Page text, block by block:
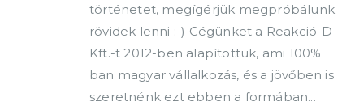
történetet, megígérjük megpróbálunk
rövidek lenni :-) Cégünket a Reakció-D
Kft.-t 2012-ben alapítottuk, ami 100%
ban magyar vállalkozás, és a jövőben is
szeretnénk ezt ebben a formában...